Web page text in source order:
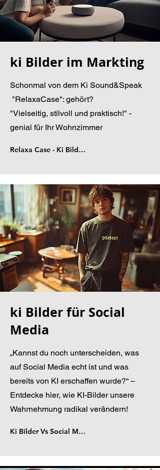
ki Bilder im Markting
Schonmal von dem Ki Sound&Speak
"RelaxaCase": gehört?
"Vielseitig, stilvoll und praktisch!" -
genial für Ihr Wohnzimmer
Relaxa Case - Ki Bilder im Marketing 2025
ki Bilder für Social
Media
„Kannst du noch unterscheiden, was
auf Social Media echt ist und was
bereits von KI erschaffen wurde?“ –
Entdecke hier, wie KI-Bilder unsere
Wahrnehmung radikal verändern!
Ki Bilder Vs Social Media - Wie Ki unsere Wahrnehmung verändert